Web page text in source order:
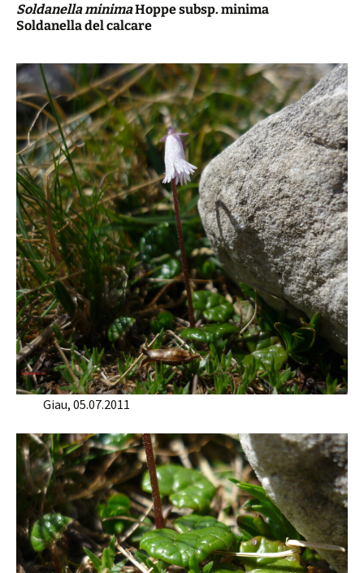
Soldanella minimaHoppe subsp. minima
Soldanella del calcare
Giau, 05.07.2011